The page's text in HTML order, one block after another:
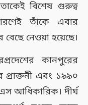
বিশেষ গুরুত্ব
তাঁকে এবার
নেওয়া হয়েছে।
কানপুরের
এবং ১৯৯০
আধিকারিক। দীর্ঘ